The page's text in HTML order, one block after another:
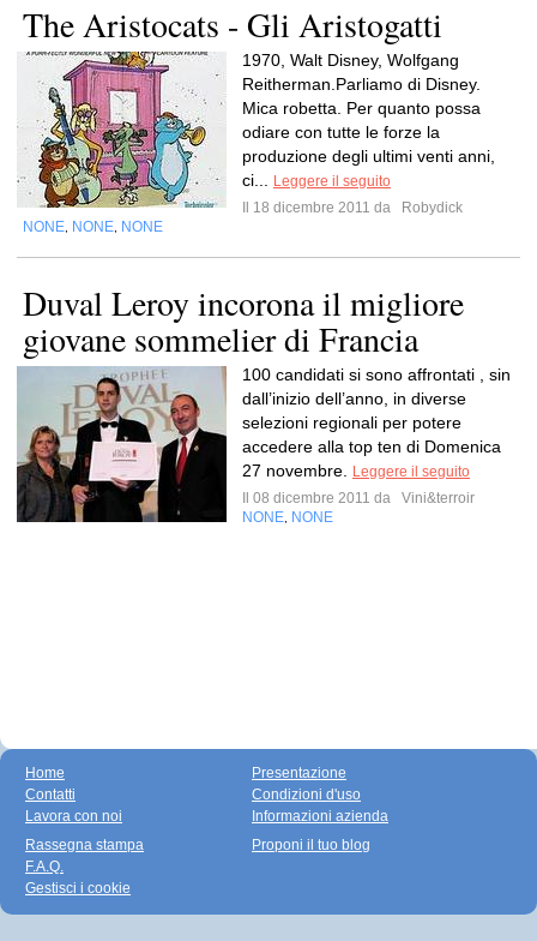
The Aristocats - Gli Aristogatti
1970, Walt Disney, Wolfgang
Reitherman.Parliamo di Disney.
Mica robetta. Per quanto possa
odiare con tutte le forze la
produzione degli ultimi venti anni,
ci...
Leggere il seguito
Il 18 dicembre 2011 da
Robydick
NONE NONE NONE
Duval Leroy incorona il migliore
giovane sommelier di Francia
100 candidati si sono affrontati , sin
dall’inizio dell’anno, in diverse
selezioni regionali per potere
accedere alla top ten di Domenica
27 novembre.
Leggere il seguito
Il 08 dicembre 2011 da
Vini&terroir
NONE NONE
Home
Contatti
Lavora con noi
Presentazione
Condizioni d'uso
Informazioni azienda
Rassegna stampa
F.A.Q.
Gestisci i cookie
Proponi il tuo blog